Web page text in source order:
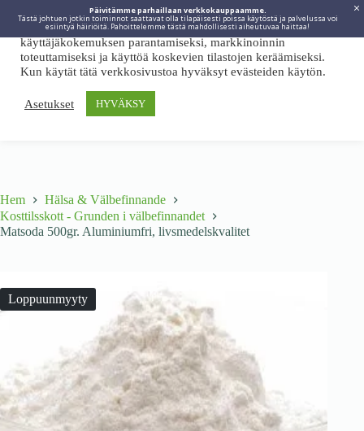
Päivitämme parhaillaan verkkokauppaamme.
Tästä johtuen jotkin toiminnot saattavat olla tilapäisesti poissa käytöstä ja palvelussa voi
esiintyä häiriöitä. Pahoittelemme tästä mahdollisesti aiheutuvaa haittaa!
Hem
Hälsa & Välbefinnande
Kosttilsskott - Grunden i välbefinnandet
Matsoda 500gr. Aluminiumfri, livsmedelskvalitet
Loppuunmyyty
Viidakkotohtori.fi käyttää internetpalveluissaan evästeitä
käyttäjäkokemuksen parantamiseksi, markkinoinnin
toteuttamiseksi ja käyttöä koskevien tilastojen keräämiseksi.
Kun käytät tätä verkkosivustoa hyväksyt evästeiden käytön.
Asetukset HYVÄKSY